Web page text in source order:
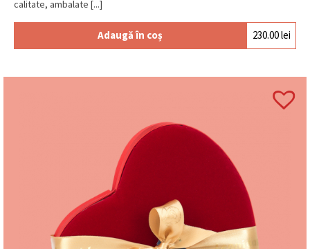
calitate, ambalate [...]
Adaugă în coș 230.00lei